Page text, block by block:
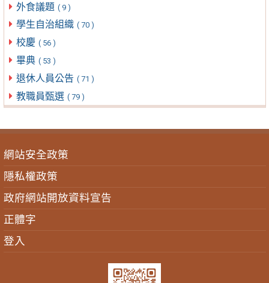
外食議題 ( 9 )
學生自治組織 ( 70 )
校慶 ( 56 )
畢典 ( 53 )
退休人員公告 ( 71 )
教職員甄選 ( 79 )
網站安全政策
隱私權政策
政府網站開放資料宣告
正體字
登入